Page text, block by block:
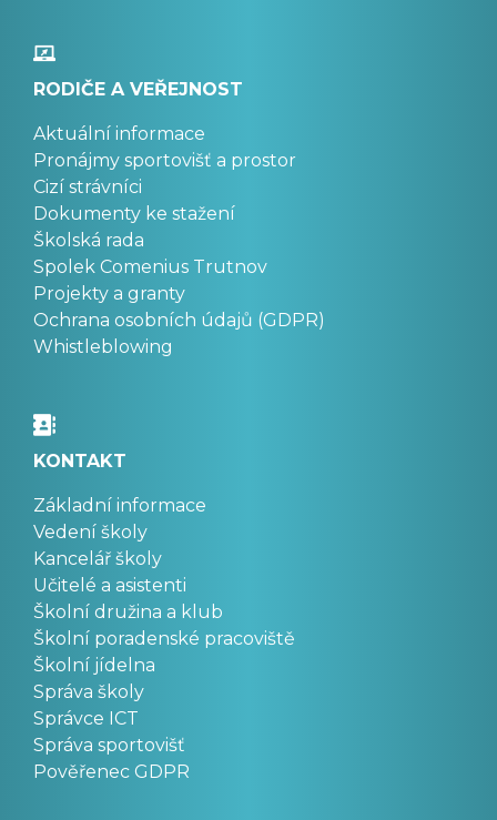
RODIČE A VEŘEJNOST
Aktuální informace
Pronájmy sportovišť a prostor
Cizí strávníci
Dokumenty ke stažení
Školská rada
Spolek Comenius Trutnov
Projekty a granty
Ochrana osobních údajů (GDPR)
Whistleblowing
KONTAKT
Základní informace
Vedení školy
Kancelář školy
Učitelé a asistenti
Školní družina a klub
Školní poradenské pracoviště
Školní jídelna
Správa školy
Správce ICT
Správa sportovišť
Pověřenec GDPR